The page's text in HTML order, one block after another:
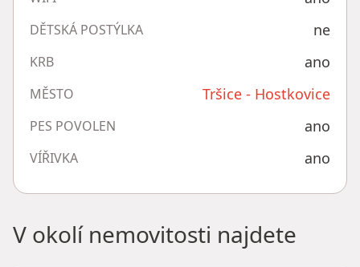
DĚTSKÁ POSTÝLKA ne
KRB ano
MĚSTO Tršice - Hostkovice
PES POVOLEN ano
VÍŘIVKA ano
V okolí nemovitosti najdete